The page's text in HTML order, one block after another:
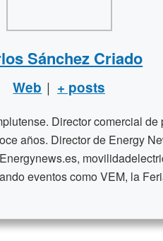
Sánchez Criado
Web | + posts
Director comercial
años. Director de Energy
eventos como VEM, la